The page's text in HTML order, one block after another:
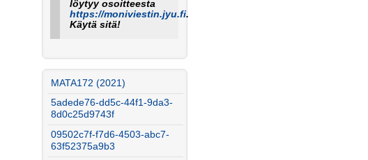
löytyy osoitteesta
https://moniviestin.jyu.fi.
Käytä sitä!
MATA172 (2021)
5adede76-dd5c-44f1-9da3-
8d0c25d9743f
09502c7f-f7d6-4503-abc7-
63f52375a9b3